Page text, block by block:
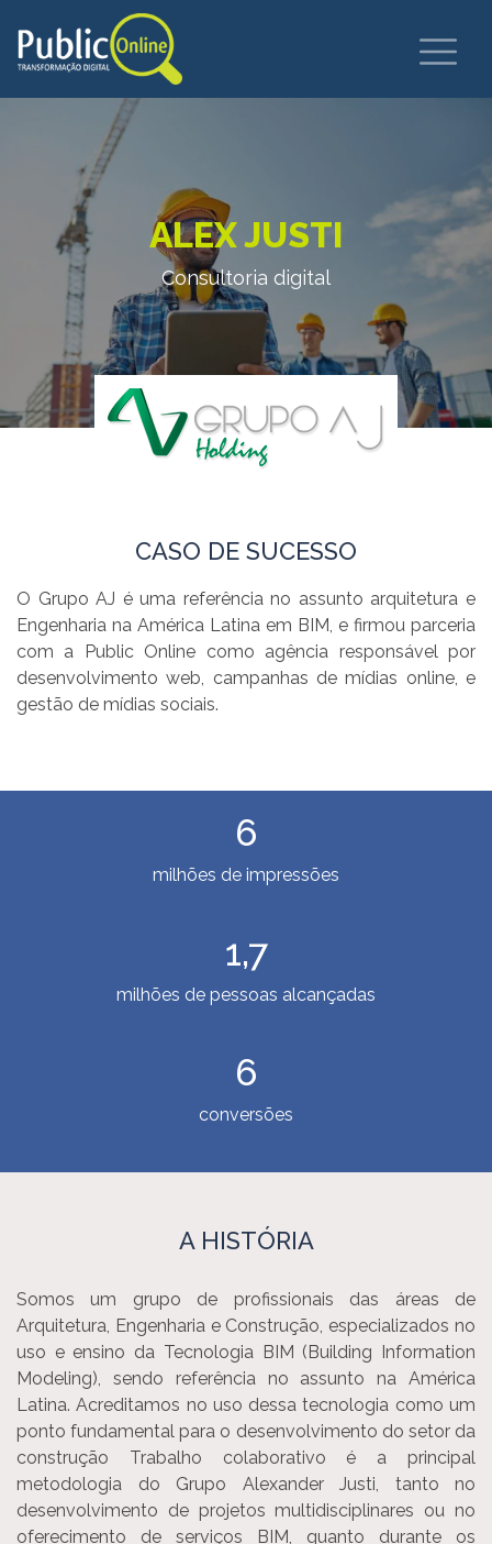
ALEX JUSTI
Consultoria digital
CASO DE SUCESSO
O Grupo AJ é uma referência no assunto arquitetura e
Engenharia na América Latina em BIM, e firmou parceria
com a Public Online como agência responsável por
desenvolvimento web, campanhas de mídias online, e
gestão de mídias sociais.
6
milhões de impressões
1,7
milhões de pessoas alcançadas
6
conversões
A HISTÓRIA
Somos um grupo de profissionais das áreas de
Arquitetura, Engenharia e Construção, especializados no
uso e ensino da Tecnologia BIM (Building Information
Modeling), sendo referência no assunto na América
Latina. Acreditamos no uso dessa tecnologia como um
ponto fundamental para o desenvolvimento do setor da
construção Trabalho colaborativo é a principal
metodologia do Grupo Alexander Justi, tanto no
desenvolvimento de projetos multidisciplinares ou no
oferecimento de serviços BIM, quanto durante os